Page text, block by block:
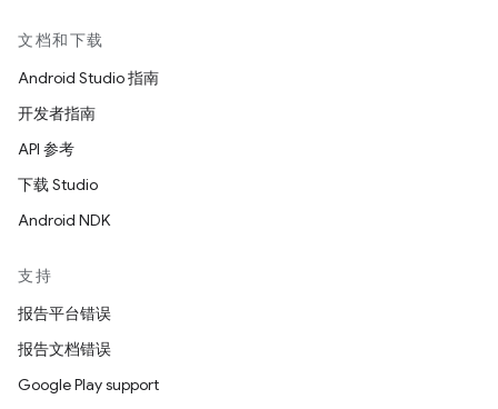
文档和下载
Android Studio 指南
开发者指南
API 参考
下载 Studio
Android NDK
支持
报告平台错误
报告文档错误
Google Play support